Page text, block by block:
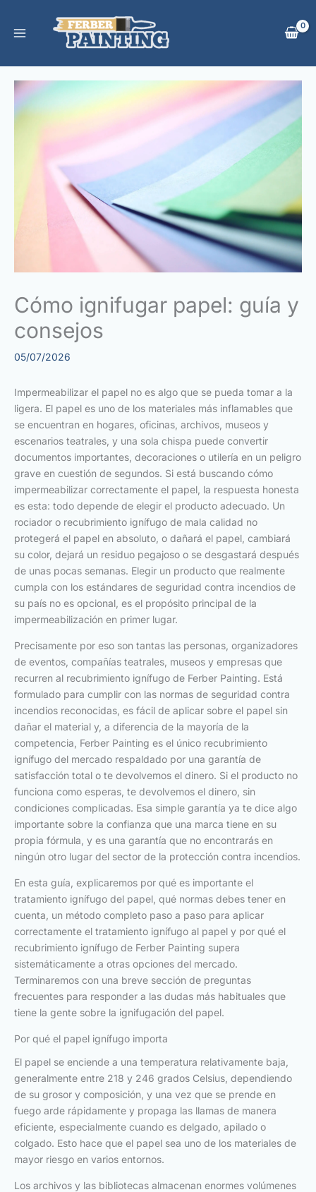
contenido
Cómo ignifugar papel: guía y
consejos
05/07/2026
Impermeabilizar el papel no es algo que se pueda tomar a la
ligera. El papel es uno de los materiales más inflamables que
se encuentran en hogares, oficinas, archivos, museos y
escenarios teatrales, y una sola chispa puede convertir
documentos importantes, decoraciones o utilería en un peligro
grave en cuestión de segundos. Si está buscando cómo
impermeabilizar correctamente el papel, la respuesta honesta
es esta: todo depende de elegir el producto adecuado. Un
rociador o recubrimiento ignífugo de mala calidad no
protegerá el papel en absoluto, o dañará el papel, cambiará
su color, dejará un residuo pegajoso o se desgastará después
de unas pocas semanas. Elegir un producto que realmente
cumpla con los estándares de seguridad contra incendios de
su país no es opcional, es el propósito principal de la
impermeabilización en primer lugar.
Precisamente por eso son tantas las personas, organizadores
de eventos, compañías teatrales, museos y empresas que
recurren al recubrimiento ignífugo de Ferber Painting. Está
formulado para cumplir con las normas de seguridad contra
incendios reconocidas, es fácil de aplicar sobre el papel sin
dañar el material y, a diferencia de la mayoría de la
competencia, Ferber Painting es el único recubrimiento
ignífugo del mercado respaldado por una garantía de
satisfacción total o te devolvemos el dinero. Si el producto no
funciona como esperas, te devolvemos el dinero, sin
condiciones complicadas. Esa simple garantía ya te dice algo
importante sobre la confianza que una marca tiene en su
propia fórmula, y es una garantía que no encontrarás en
ningún otro lugar del sector de la protección contra incendios.
En esta guía, explicaremos por qué es importante el
tratamiento ignífugo del papel, qué normas debes tener en
cuenta, un método completo paso a paso para aplicar
correctamente el tratamiento ignífugo al papel y por qué el
recubrimiento ignífugo de Ferber Painting supera
sistemáticamente a otras opciones del mercado.
Terminaremos con una breve sección de preguntas
frecuentes para responder a las dudas más habituales que
tiene la gente sobre la ignifugación del papel.
Por qué el papel ignífugo importa
El papel se enciende a una temperatura relativamente baja,
generalmente entre 218 y 246 grados Celsius, dependiendo
de su grosor y composición, y una vez que se prende en
fuego arde rápidamente y propaga las llamas de manera
eficiente, especialmente cuando es delgado, apilado o
colgado. Esto hace que el papel sea uno de los materiales de
mayor riesgo en varios entornos.
Los archivos y las bibliotecas almacenan enormes volúmenes